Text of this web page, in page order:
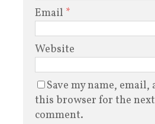
Email *
Website
Save my name,
this browser for the
comment.